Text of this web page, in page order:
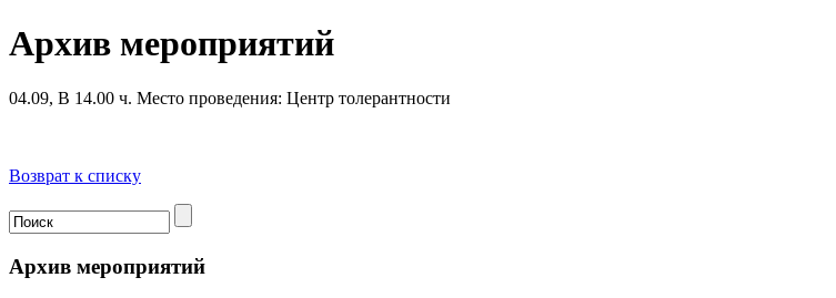
Архив мероприятий
04.09, В 14.00 ч. Место проведения: Центр толерантности
Возврат к списку
Архив мероприятий